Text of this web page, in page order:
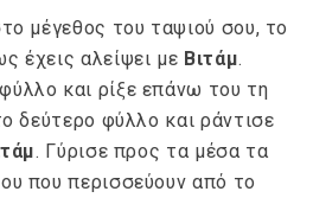
μέγεθος του ταψιού σου, το
έχεις αλείψει με Βιτάμ.
και ρίξε επάνω του τη
δεύτερο φύλλο και ράντισε
. Γύρισε προς τα μέσα τα
που περισσεύουν από το